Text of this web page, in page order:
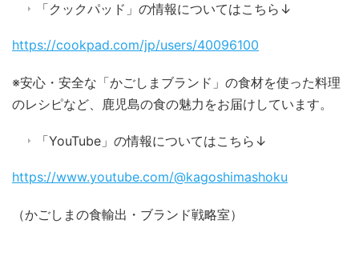
「クックパッド」の情報についてはこちら↓
https://cookpad.com/jp/users/40096100
※安心・安全な「かごしまブランド」の食材を使った料理
のレシピなど、鹿児島の食の魅力をお届けしています。
「YouTube」の情報についてはこちら↓
https://www.youtube.com/@kagoshimashoku
（かごしまの食輸出・ブランド戦略室）